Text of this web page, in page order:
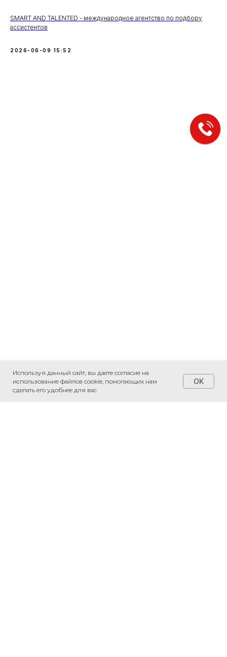
Используя данный сайт, вы даете согласие на
использование файлов cookie, помогающих нам
сделать его удобнее для вас
OK
SMART AND TALENTED - международное агентство по подбору
ассистентов
2026-06-09 15:52